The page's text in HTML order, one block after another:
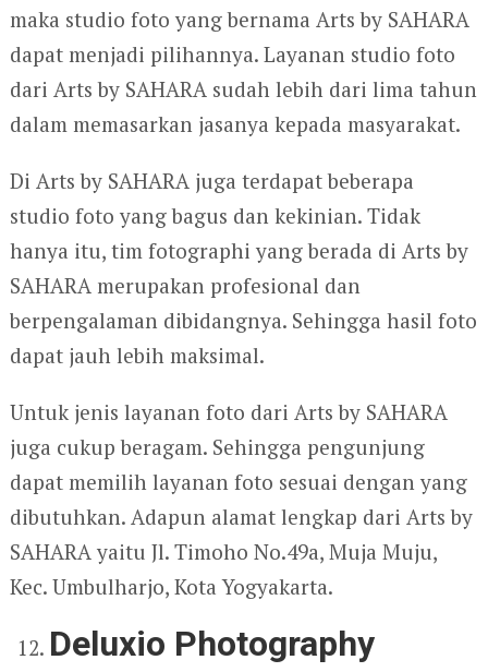
maka studio foto yang bernama Arts by SAHARA
dapat menjadi pilihannya. Layanan studio foto
dari Arts by SAHARA sudah lebih dari lima tahun
dalam memasarkan jasanya kepada masyarakat.
Di Arts by SAHARA juga terdapat beberapa
studio foto yang bagus dan kekinian. Tidak
hanya itu, tim fotographi yang berada di Arts by
SAHARA merupakan profesional dan
berpengalaman dibidangnya. Sehingga hasil foto
dapat jauh lebih maksimal.
Untuk jenis layanan foto dari Arts by SAHARA
juga cukup beragam. Sehingga pengunjung
dapat memilih layanan foto sesuai dengan yang
dibutuhkan. Adapun alamat lengkap dari Arts by
SAHARA yaitu Jl. Timoho No.49a, Muja Muju,
Kec. Umbulharjo, Kota Yogyakarta.
Deluxio Photography